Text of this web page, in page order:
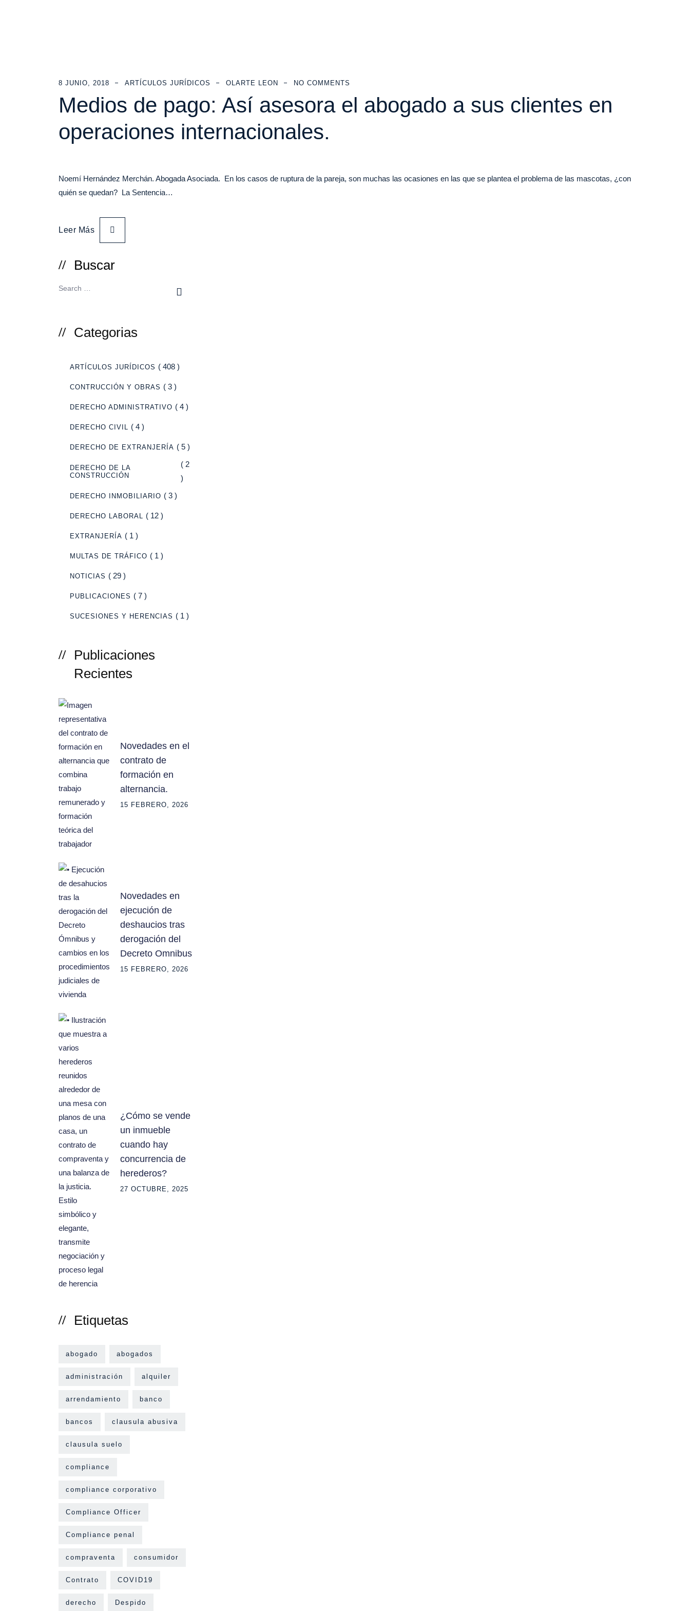
8 JUNIO, 2018 ARTÍCULOS JURÍDICOS OLARTE LEON NO COMMENTS
Medios de pago: Así asesora el abogado a sus clientes en
operaciones internacionales.
Noemí Hernández Merchán. Abogada Asociada. En los casos de ruptura de la pareja, son muchas las ocasiones en las que se plantea el problema de las mascotas, ¿con
quién se quedan? La Sentencia…
Leer Más
Buscar
Categorias
ARTÍCULOS JURÍDICOS ( 408 )
CONTRUCCIÓN Y OBRAS ( 3 )
DERECHO ADMINISTRATIVO ( 4 )
DERECHO CIVIL ( 4 )
DERECHO DE EXTRANJERÍA ( 5 )
DERECHO DE LA
CONSTRUCCIÓN
( 2
)
DERECHO INMOBILIARIO ( 3 )
DERECHO LABORAL ( 12 )
EXTRANJERÍA ( 1 )
MULTAS DE TRÁFICO ( 1 )
NOTICIAS ( 29 )
PUBLICACIONES ( 7 )
SUCESIONES Y HERENCIAS ( 1 )
Publicaciones
Recientes
Novedades en el
contrato de
formación en
alternancia.
15 FEBRERO, 2026
Novedades en
ejecución de
deshaucios tras
derogación del
Decreto Omnibus
15 FEBRERO, 2026
¿Cómo se vende
un inmueble
cuando hay
concurrencia de
herederos?
27 OCTUBRE, 2025
Etiquetas
abogado abogados
administración alquiler
arrendamiento banco
bancos clausula abusiva
clausula suelo
compliance
compliance corporativo
Compliance Officer
Compliance penal
compraventa consumidor
Contrato COVID19
derecho Despido